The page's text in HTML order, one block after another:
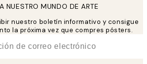
NUESTRO MUNDO DE ARTE
nuestro boletín informativo y consigue
la próxima vez que compres pósters.